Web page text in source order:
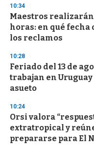
s
e
c
o
n
10:34
Maestros
horas: en qué fecha
los reclamos
10:28
Feriado del 13 de
trabajan en
asueto
10:24
Orsi valora
extratropical y
prepararse para El